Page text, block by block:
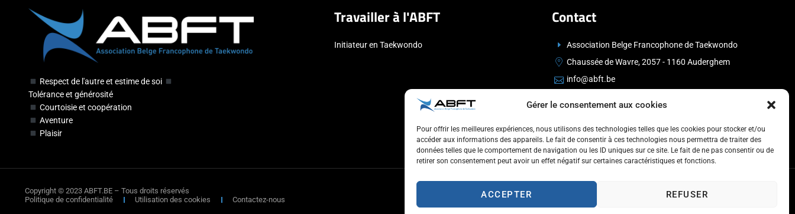
Gérer le consentement aux cookies
Pour offrir les meilleures expériences, nous utilisons des technologies telles que les cookies pour stocker et/ou
accéder aux informations des appareils. Le fait de consentir à ces technologies nous permettra de traiter des
données telles que le comportement de navigation ou les ID uniques sur ce site. Le fait de ne pas consentir ou de
retirer son consentement peut avoir un effet négatif sur certaines caractéristiques et fonctions.
ACCEPTER REFUSER
Respect de l'autre et estime de soi
Tolérance et générosité
Courtoisie et coopération
Aventure
Plaisir
Travailler à l'ABFT
Initiateur en Taekwondo
Contact
Association Belge Francophone de Taekwondo
Chaussée de Wavre, 2057 - 1160 Auderghem
info@abft.be
Copyright © 2023 ABFT.BE – Tous droits réservés
Politique de confidentialité
Utilisation des cookies Contactez-nous